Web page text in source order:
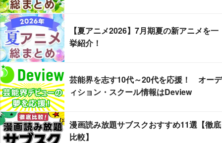
【夏アニメ2026】7月期夏の新アニメを一
挙紹介！
芸能界を志す10代～20代を応援！ オーデ
ィション・スクール情報はDeview
漫画読み放題サブスクおすすめ11選【徹底
比較】